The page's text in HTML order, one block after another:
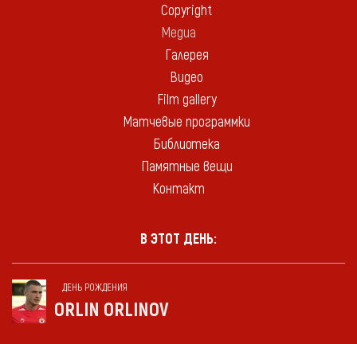
Copyright
Медиа
Галерея
Видео
Film gallery
Матчевые программки
Библиотека
Памятные вещи
Контакт
В ЭТОТ ДЕНЬ:
ДЕНЬ РОЖДЕНИЯ
ORLIN ORLINOV